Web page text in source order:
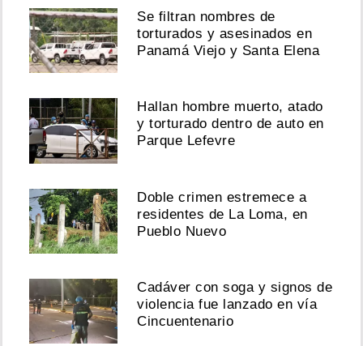
Se filtran nombres de
torturados y asesinados en
Panamá Viejo y Santa Elena
Hallan hombre muerto, atado
y torturado dentro de auto en
Parque Lefevre
Doble crimen estremece a
residentes de La Loma, en
Pueblo Nuevo
Cadáver con soga y signos de
violencia fue lanzado en vía
Cincuentenario